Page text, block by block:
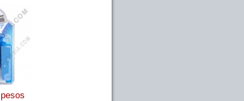
pesos